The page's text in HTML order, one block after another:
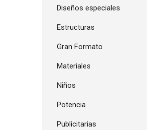
Diseños especiales
Estructuras
Gran Formato
Materiales
Niños
Potencia
Publicitarias